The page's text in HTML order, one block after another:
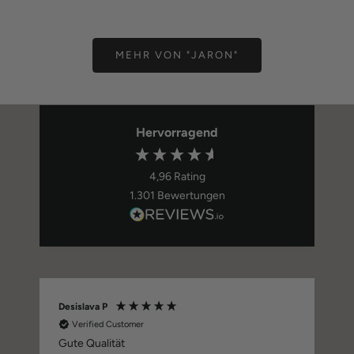
MEHR VON "JARON"
Hervorragend
4,96 Rating
1.301 Bewertungen
Desislava P
Verified Customer
Gute Qualität